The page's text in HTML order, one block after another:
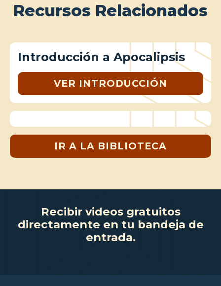
Recursos Relacionados
Introducción a Apocalipsis
VER INTRODUCCIÓN
IR A LA BIBLIOTECA
Recibir videos gratuitos
directamente en tu bandeja de
entrada.